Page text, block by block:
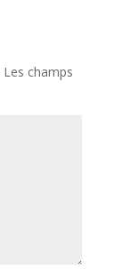
Les champs